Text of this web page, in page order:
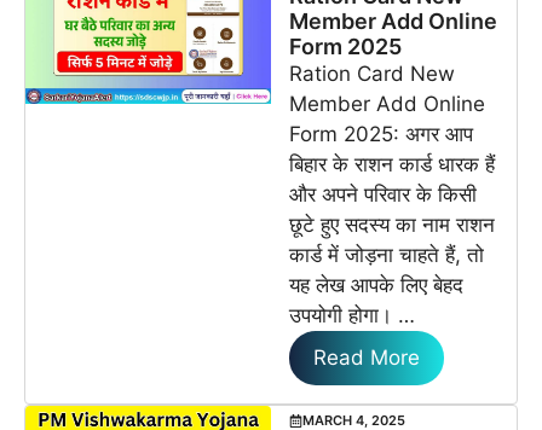
Member Add Online
Form 2025
Ration Card New
Member Add Online
Form 2025: अगर आप
बिहार के राशन कार्ड धारक हैं
और अपने परिवार के किसी
छूटे हुए सदस्य का नाम राशन
कार्ड में जोड़ना चाहते हैं, तो
यह लेख आपके लिए बेहद
उपयोगी होगा। …
Read More
MARCH 4, 2025